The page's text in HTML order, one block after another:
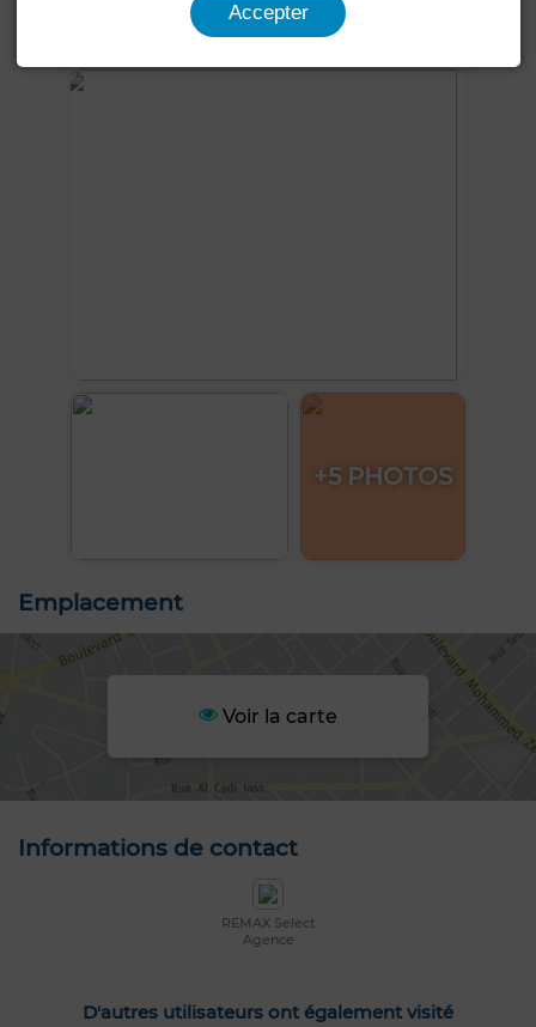
Voir plus de photos
+5 PHOTOS
Emplacement
Voir la carte
Informations de contact
REMAX Select
Agence
D'autres utilisateurs ont également visité
Accepter